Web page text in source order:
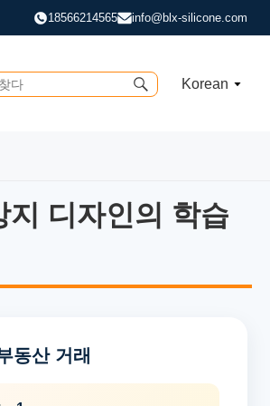
18566214565 info@blx-silicone.com
Korean
디자인의 학습
디자인의 학습 컵
동산 거래